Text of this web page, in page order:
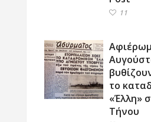
11
το
«Έλλη»
Τήνου